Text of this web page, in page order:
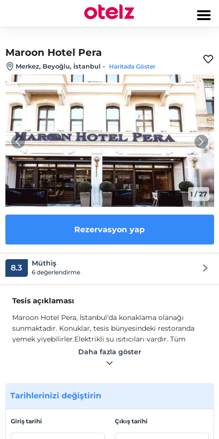
Maroon Hotel Pera
Merkez, Beyoğlu, İstanbul - Haritada Göster
1 /27
Rezervasyon yap
8.3 Müthiş
6 değerlendirme
Tesis açıklaması
Maroon Hotel Pera, İstanbul'da konaklama olanağı
sunmaktadır. Konuklar, tesis bünyesindeki restoranda
yemek yiyebilirler.Elektrikli su ısıtıcıları vardır. Tüm
odalarda duşlu özel banyo mevcuttur. İlave olanaklar
arasında terlikler ve ücretsiz banyo malzemeleri
ücretsiz Wi-Fi erişiminden faydalanabilirsiniz. Ayrıca düz
ekran uydu TV bulunmaktadır.Tesisin resepsiyonu günün
sunmaktadır. Konuklar, tesis bünyesindeki restoranda
yemek yiyebilirler.Elektrikli su ısıtıcıları vardır. Tüm
Daha fazla göster
Tarihlerinizi değiştirin
Giriş tarihi Çıkış tarihi